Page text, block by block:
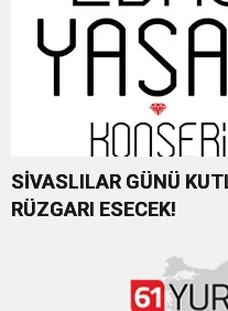
SİVASLILAR GÜNÜ
RÜZGARI ESECEK!